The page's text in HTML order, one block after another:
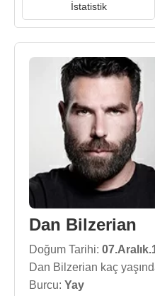
İstatistik
Dan Bilzerian
Doğum Tarihi:
Dan Bilzerian kaç
Burcu: Yay